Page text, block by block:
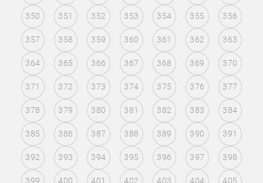
350 351 352 353 354 355 356
357 358 359 360 361 362 363
364 365 366 367 368 369 370
371 372 373 374 375 376 377
378 379 380 381 382 383 384
385 386 387 388 389 390 391
392 393 394 395 396 397 398
399 400 401 402 403 404 405